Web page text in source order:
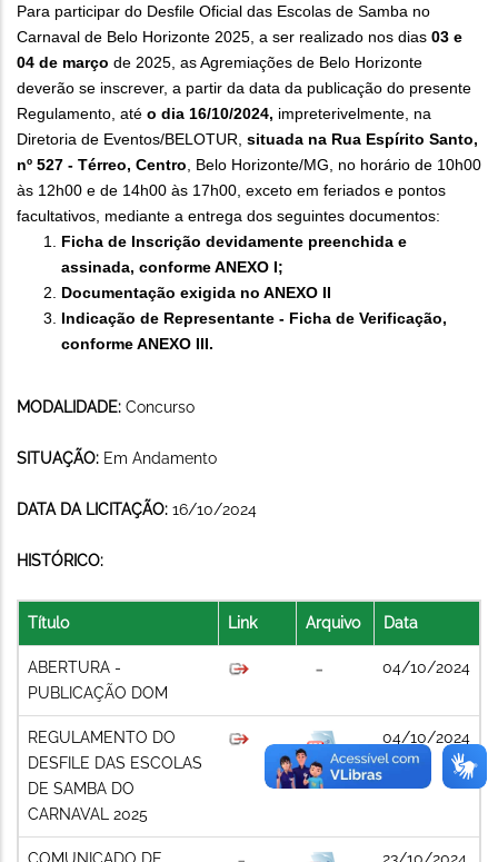
Para participar do Desfile Oficial das Escolas de Samba no
Carnaval de Belo Horizonte 2025, a ser realizado nos dias 03 e
04 de março de 2025, as Agremiações de Belo Horizonte
deverão se inscrever, a partir da data da publicação do presente
Regulamento, até o dia 16/10/2024, impreterivelmente, na
Diretoria de Eventos/BELOTUR, situada na Rua Espírito Santo,
nº 527 - Térreo, Centro , Belo Horizonte/MG, no horário de 10h00
às 12h00 e de 14h00 às 17h00, exceto em feriados e pontos
facultativos, mediante a entrega dos seguintes documentos:
Ficha de Inscrição devidamente preenchida e
assinada, conforme ANEXO I;
Documentação exigida no ANEXO II
Indicação de Representante - Ficha de Verificação,
conforme ANEXO III.
MODALIDADE: Concurso
SITUAÇÃO: Em Andamento
DATA DA LICITAÇÃO: 16/10/2024
HISTÓRICO:
Título Link Arquivo Data
ABERTURA -
PUBLICAÇÃO DOM
04/10/2024
REGULAMENTO DO
DESFILE DAS ESCOLAS
DE SAMBA DO
CARNAVAL 2025
04/10/2024